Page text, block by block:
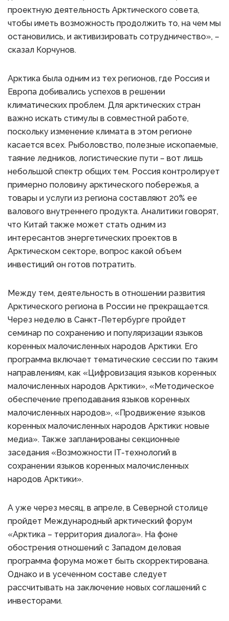
проектную деятельность Арктического совета,
чтобы иметь возможность продолжить то, на чем мы
остановились, и активизировать сотрудничество», –
сказал Корчунов.
Арктика была одним из тех регионов, где Россия и
Европа добивались успехов в решении
климатических проблем. Для арктических стран
важно искать стимулы в совместной работе,
поскольку изменение климата в этом регионе
касается всех. Рыболовство, полезные ископаемые,
таяние ледников, логистические пути – вот лишь
небольшой спектр общих тем. Россия контролирует
примерно половину арктического побережья, а
товары и услуги из региона составляют 20% ее
валового внутреннего продукта. Аналитики говорят,
что Китай также может стать одним из
интересантов энергетических проектов в
Арктическом секторе, вопрос какой объем
инвестиций он готов потратить.
Между тем, деятельность в отношении развития
Арктического региона в России не прекращается.
Через неделю в Санкт-Петербурге пройдет
семинар по сохранению и популяризации языков
коренных малочисленных народов Арктики. Его
программа включает тематические сессии по таким
направлениям, как «Цифровизация языков коренных
малочисленных народов Арктики», «Методическое
обеспечение преподавания языков коренных
малочисленных народов», «Продвижение языков
коренных малочисленных народов Арктики: новые
медиа». Также запланированы секционные
заседания «Возможности IT-технологий в
сохранении языков коренных малочисленных
народов Арктики».
А уже через месяц, в апреле, в Северной столице
пройдет Международный арктический форум
«Арктика – территория диалога». На фоне
обострения отношений с Западом деловая
программа форума может быть скорректирована.
Однако и в усеченном составе следует
рассчитывать на заключение новых соглашений с
инвесторами.